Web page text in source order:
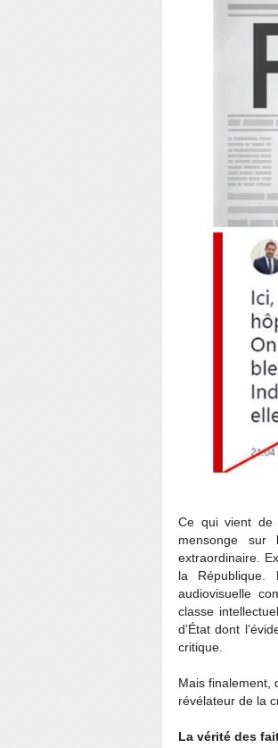
Ce qui vient de
mensonge sur
extraordinaire.
la République.
audiovisuelle
classe
d’État dont
critique.
Mais finalement,
révélateur de la
La vérité des